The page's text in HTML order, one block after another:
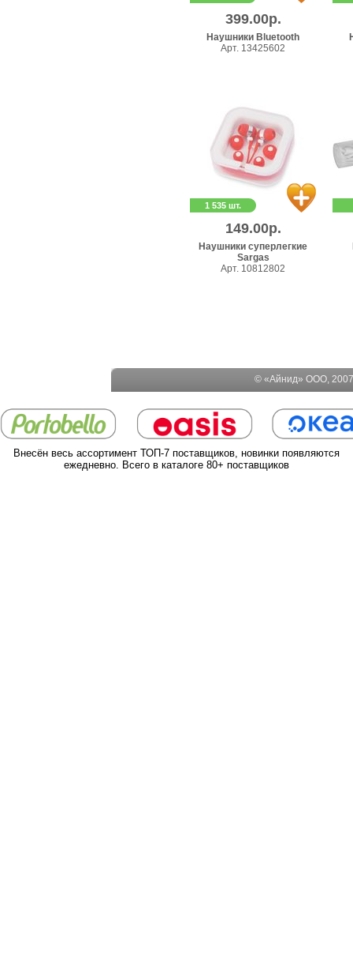
399.00р.
Наушники Bluetooth
Арт. 13425602
1 535 шт.
149.00р.
Наушники суперлегкие
Sargas
Арт. 10812802
© «Айнид» ООО,
Внесён весь ассортимент ТОП-7 поставщиков, новинки появляются
ежедневно. Всего в каталоге 80+ поставщиков